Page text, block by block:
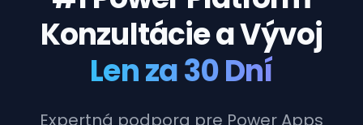
Konzultácie a Vývoj
Len za 30 Dní
Expertná podpora pre Power Apps